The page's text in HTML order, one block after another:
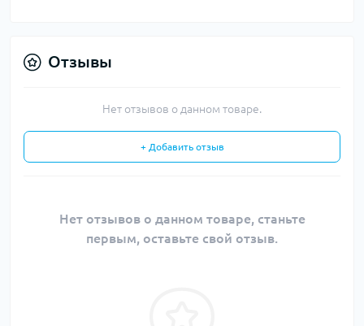
Отзывы
Нет отзывов о данном товаре.
+ Добавить отзыв
Нет отзывов о данном товаре, станьте
первым, оставьте свой отзыв.